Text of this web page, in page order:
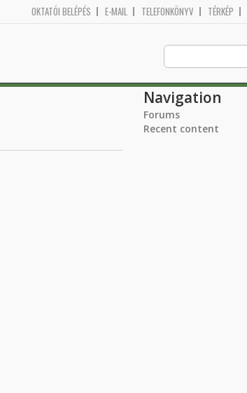
OKTATÓI BELÉPÉS E-MAIL TELEFONKÖNYV TÉRKÉP
Navigation
Forums
Recent content